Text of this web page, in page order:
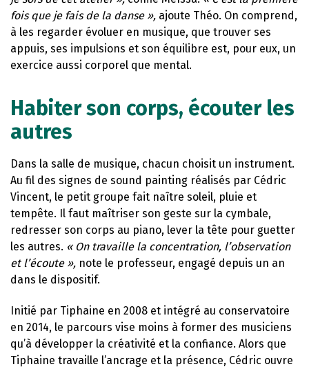
fois que je fais de la danse », ajoute Théo. On comprend,
à les regarder évoluer en musique, que trouver ses
appuis, ses impulsions et son équilibre est, pour eux, un
exercice aussi corporel que mental.
Habiter son corps, écouter les
autres
Dans la salle de musique, chacun choisit un instrument.
Au fil des signes de sound painting réalisés par Cédric
Vincent, le petit groupe fait naître soleil, pluie et
tempête. Il faut maîtriser son geste sur la cymbale,
redresser son corps au piano, lever la tête pour guetter
les autres. « On travaille la concentration, l’observation
et l’écoute », note le professeur, engagé depuis un an
dans le dispositif.
Initié par Tiphaine en 2008 et intégré au conservatoire
en 2014, le parcours vise moins à former des musiciens
qu’à développer la créativité et la confiance. Alors que
Tiphaine travaille l’ancrage et la présence, Cédric ouvre